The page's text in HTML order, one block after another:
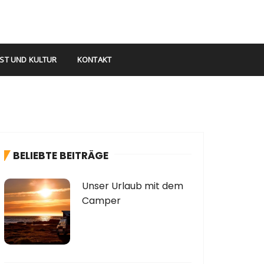
UND KULTUR KONTAKT
BELIEBTE BEITRÄGE
Unser Urlaub mit dem
Camper